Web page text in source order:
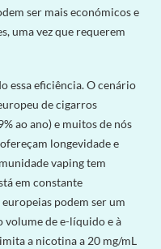
ser mais económicos e
uma vez que requerem
essa eficiência. O cenário
de cigarros
ao ano) e muitos de nós
longevidade e
vaping tem
em constante
podem ser um
volume de e-líquido e à
a nicotina a 20 mg/mL